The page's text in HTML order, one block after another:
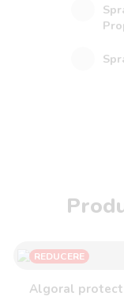
REDUCERE
Algoral protect